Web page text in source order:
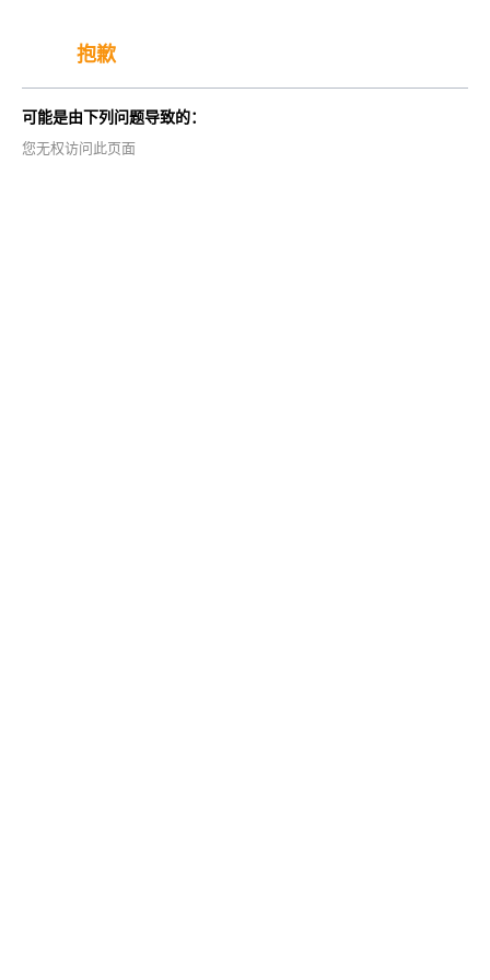
抱歉
可能是由下列问题导致的：
您无权访问此页面